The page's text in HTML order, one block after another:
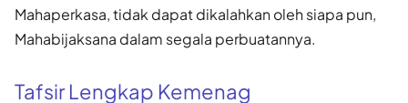
Mahaperkasa, tidak dapat dikalahkan oleh siapa pun,
Mahabijaksana dalam segala perbuatannya.
Tafsir Lengkap Kemenag